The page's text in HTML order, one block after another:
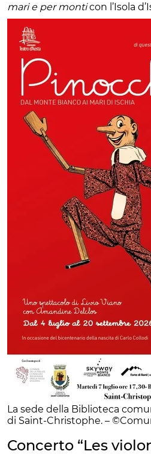
mari e per monticon l’Isola
La sede della Biblioteca
di Saint-Christophe. –
Concerto “Les